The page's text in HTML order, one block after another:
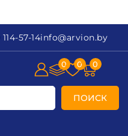
114-57-14info@arvion.by
ПОИСК
0 0 0